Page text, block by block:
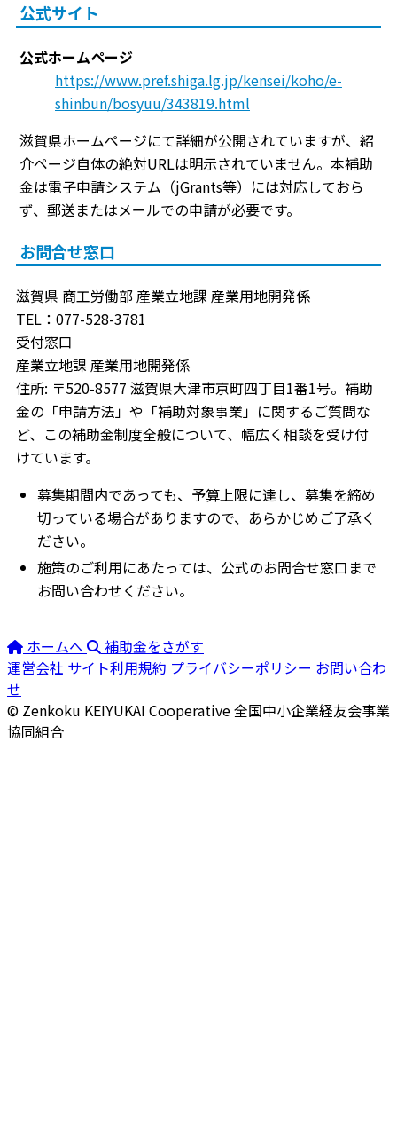
公式サイト
公式ホームページ
https://www.pref.shiga.lg.jp/kensei/koho/e-
shinbun/bosyuu/343819.html
滋賀県ホームページにて詳細が公開されていますが、紹
介ページ自体の絶対URLは明示されていません。本補助
金は電子申請システム（jGrants等）には対応しておら
ず、郵送またはメールでの申請が必要です。
お問合せ窓口
滋賀県 商工労働部 産業立地課 産業用地開発係
TEL：077-528-3781
受付窓口
産業立地課 産業用地開発係
住所: 〒520-8577 滋賀県大津市京町四丁目1番1号。補助
金の「申請方法」や「補助対象事業」に関するご質問な
ど、この補助金制度全般について、幅広く相談を受け付
けています。
募集期間内であっても、予算上限に達し、募集を締め
切っている場合がありますので、あらかじめご了承く
ださい。
施策のご利用にあたっては、公式のお問合せ窓口まで
お問い合わせください。
ホームへ
補助金をさがす
運営会社 サイト利用規約 プライバシーポリシー お問い合わ
せ
© Zenkoku KEIYUKAI Cooperative全国中小企業経友会事業
協同組合